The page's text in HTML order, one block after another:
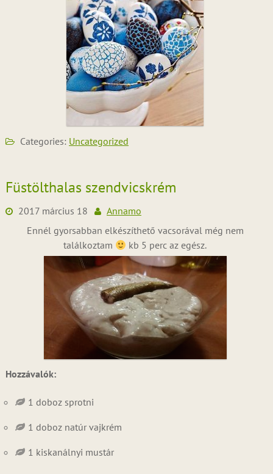
Categories: Uncategorized
Füstölthalas szendvicskrém
2017 március 18
Annamo
Ennél gyorsabban elkészíthető vacsorával még nem
találkoztam
kb 5 perc az egész.
Hozzávalók:
1 doboz sprotni
1 doboz natúr vajkrém
1 kiskanálnyi mustár